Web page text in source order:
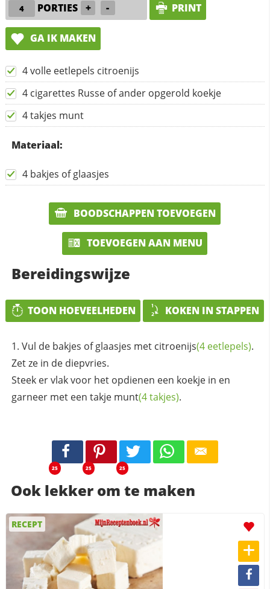
PORTIES + - PRINT
GA IK MAKEN
4 volle eetlepels citroenijs
4 cigarettes Russe of ander opgerold koekje
4 takjes munt
Materiaal:
4 bakjes of glaasjes
BOODSCHAPPEN TOEVOEGEN
TOEVOEGEN AAN MENU
Bereidingswijze
TOON HOEVEELHEDEN KOKEN IN STAPPEN
Vul de bakjes of glaasjes met citroenijs(4 eetlepels).
Zet ze in de diepvries.
Steek er vlak voor het opdienen een koekje in en
garneer met een takje munt(4 takjes).
25 25 25
Ook lekker om te maken
RECEPT